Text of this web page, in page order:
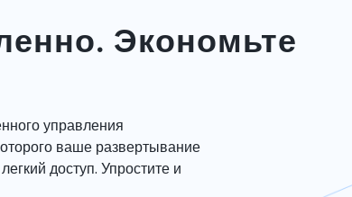
Экономьте
управления
ваше развертывание
доступ. Упростите и